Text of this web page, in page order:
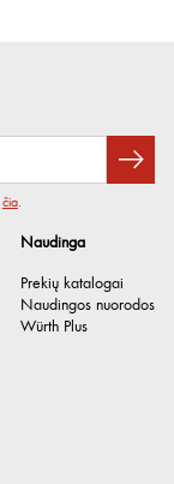
Naudinga
Prekių katalogai
Naudingos nuorodos
Würth Plus
čia.